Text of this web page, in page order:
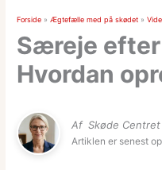
Forside » Ægtefælle med på skødet »
Særeje
Hvordan
Af Skøde Centret
Artiklen er senest